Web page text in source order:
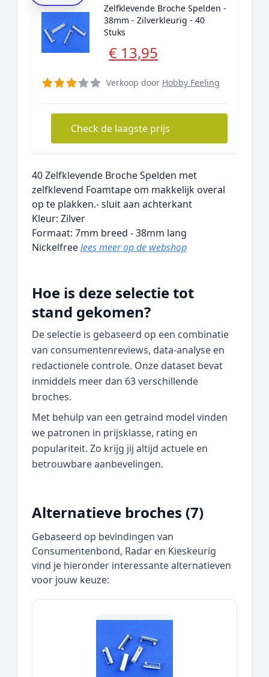
Zelfklevende Broche Spelden -
38mm - Zilverkleurig - 40
Stuks
€ 13,95
Verkoop door Hobby Feeling
Check de laagste prijs
40 Zelfklevende Broche Spelden met
zelfklevend Foamtape om makkelijk overal
op te plakken.- sluit aan achterkant
Kleur: Zilver
Formaat: 7mm breed - 38mm lang
Nickelfreelees meer op de webshop
Hoe is deze selectie tot
stand gekomen?
De selectie is gebaseerd op een combinatie
van consumentenreviews, data‑analyse en
redactionele controle. Onze dataset bevat
inmiddels meer dan 63 verschillende
broches.
Met behulp van een getraind model vinden
we patronen in prijsklasse, rating en
populariteit. Zo krijg jij altijd actuele en
betrouwbare aanbevelingen.
Alternatieve broches (7)
Gebaseerd op bevindingen van
Consumentenbond, Radar en Kieskeurig
vind je hieronder interessante alternatieven
voor jouw keuze: